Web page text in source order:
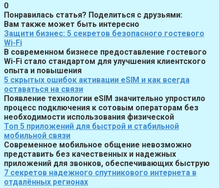
0
Понравилась статья? Поделиться с друзьями:
Вам также может быть интересно
Защити бизнес: 5 секретов безопасного гостевого
Wi-Fi
В современном бизнесе предоставление гостевого
Wi-Fi стало стандартом для улучшения клиентского
опыта и повышения
5 скрытых ошибок активации eSIM и как всегда
оставаться на связи
Появление технологии eSIM значительно упростило
процесс подключения к сотовым операторам без
необходимости использования физической
Топ 5 приложений для быстрой и стабильной
мобильной связи
Современное мобильное общение невозможно
представить без качественных и надежных
приложений для звонков, обеспечивающих быструю
7 секретов надежного спутникового интернета в
отдалённых регионах